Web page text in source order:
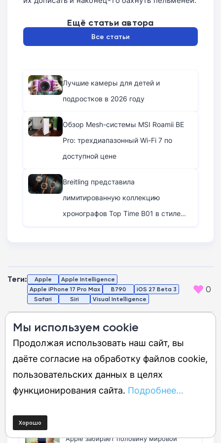
Ещё статьи автора
Все статьи
Лучшие камеры для детей и
подростков в 2026 году
Обзор Mesh-системы MSI Roamii BE
Pro: трехдиапазонный Wi-Fi 7 по
доступной цене
Breitling представила
лимитированную коллекцию
хронографов Top Time B01 в стиле
Теги: Apple
Apple Intelligence
Apple iPhone 17 Pro Max
B790
iOS 27 Beta 3
Safari
Siri Visual Intelligence
0
Технологии Искусственный интеллект Мобильные приложения
Операционные системы
Техника Смартфоны Умные очки
Смотрите также:
Apple забирает половину мировой
Мы используем cookie
Продолжая использовать наш сайт, вы
даёте согласие на обработку файлов cookie,
пользовательских данных в целях
функционирования сайта. Подробнее...